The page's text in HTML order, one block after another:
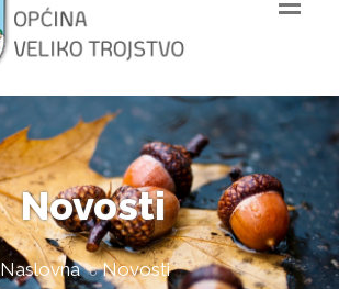
Novosti
Naslovna Novosti